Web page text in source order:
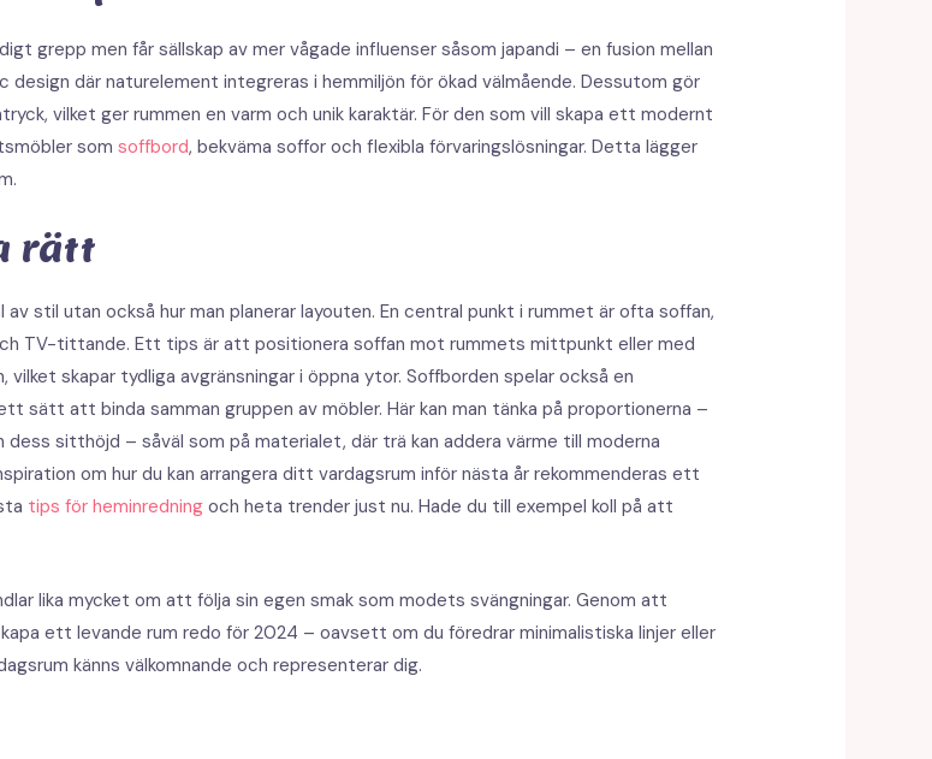
grepp men får sällskap av mer vågade influenser såsom japandi – en fusion mellan
där naturelement integreras i hemmiljön för ökad välmående. Dessutom gör
vilket ger rummen en varm och unik karaktär. För den som vill skapa ett modernt
somsoffbord, bekväma soffor och flexibla förvaringslösningar. Detta lägger
rätt
stil utan också hur man planerar layouten. En central punkt i rummet är ofta soffan,
TV-tittande. Ett tips är att positionera soffan mot rummets mittpunkt eller med
skapar tydliga avgränsningar i öppna ytor. Soffborden spelar också en
sätt att binda samman gruppen av möbler. Här kan man tänka på proportionerna –
sitthöjd – såväl som på materialet, där trä kan addera värme till moderna
om hur du kan arrangera ditt vardagsrum inför nästa år rekommenderas ett
tips för heminredning och heta trender just nu. Hade du till exempel koll på att
lika mycket om att följa sin egen smak som modets svängningar. Genom att
ett levande rum redo för 2024 – oavsett om du föredrar minimalistiska linjer eller
känns välkomnande och representerar dig.